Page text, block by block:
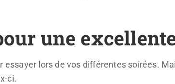
une
essayer lors de vos différentes soirées.
ci.